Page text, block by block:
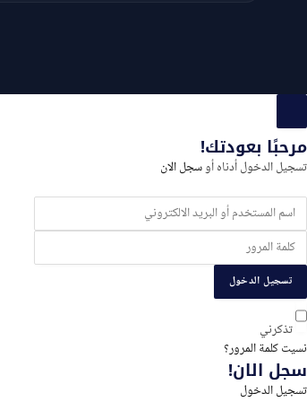
تسجيل
الدخول
أو
التسجيل
مرحبًا بعودتك!
تسجيل الدخول أدناه أوسجل الان
تسجيل الدخول
تذكرني
نسيت كلمة المرور؟
سجل الان!
تسجيل الدخول